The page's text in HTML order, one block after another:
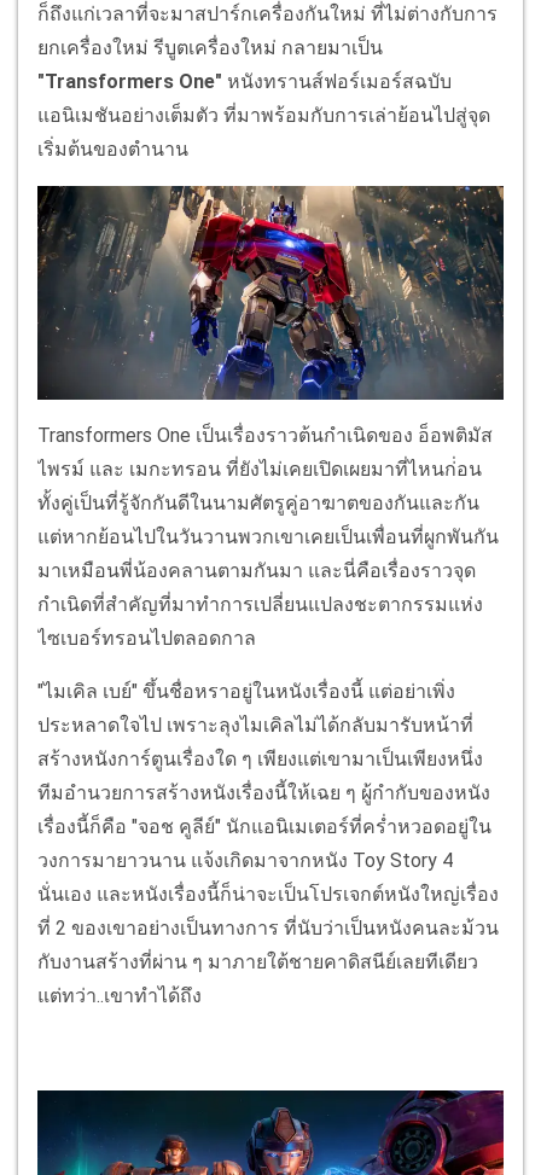
ก็ถึงแก่เวลาที่จะมาสปาร์กเครื่องกันใหม่ ที่ไม่ต่างกับการ
ยกเครื่องใหม่ รีบูตเครื่องใหม่ กลายมาเป็น
"Transformers One" หนังทรานส์ฟอร์เมอร์สฉบับ
แอนิเมชันอย่างเต็มตัว ที่มาพร้อมกับการเล่าย้อนไปสู่จุด
เริ่มต้นของตำนาน
Transformers One เป็นเรื่องราวต้นกำเนิดของ อ็อพติมัส
ไพรม์ และ เมกะทรอน ที่ยังไม่เคยเปิดเผยมาที่ไหนก่่อน
ทั้งคู่เป็นที่รู้จักกันดีในนามศัตรูคู่อาฆาตของกันและกัน
แต่หากย้อนไปในวันวานพวกเขาเคยเป็นเพื่อนที่ผูกพันกัน
มาเหมือนพี่น้องคลานตามกันมา และนี่คือเรื่องราวจุด
กำเนิดที่สำคัญที่มาทำการเปลี่ยนแปลงชะตากรรมแห่ง
ไซเบอร์ทรอนไปตลอดกาล
"ไมเคิล เบย์" ขึ้นชื่อหราอยู่ในหนังเรื่องนี้ แต่อย่าเพิ่ง
ประหลาดใจไป เพราะลุงไมเคิลไม่ได้กลับมารับหน้าที่
สร้างหนังการ์ตูนเรื่องใด ๆ เพียงแต่เขามาเป็นเพียงหนึ่ง
ทีมอำนวยการสร้างหนังเรื่องนี้ให้เฉย ๆ ผู้กำกับของหนัง
เรื่องนี้ก็คือ "จอช คูลีย์" นักแอนิเมเตอร์ที่คร่ำหวอดอยู่ใน
วงการมายาวนาน แจ้งเกิดมาจากหนัง Toy Story 4
นั่นเอง และหนังเรื่องนี้ก็น่าจะเป็นโปรเจกต์หนังใหญ่เรื่อง
ที่ 2 ของเขาอย่างเป็นทางการ ที่นับว่าเป็นหนังคนละม้วน
กับงานสร้างที่ผ่าน ๆ มาภายใต้ชายคาดิสนีย์เลยทีเดียว
แต่ทว่า..เขาทำได้ถึง